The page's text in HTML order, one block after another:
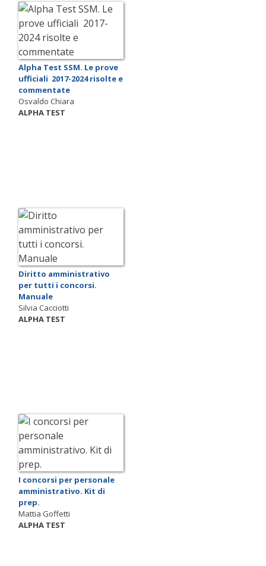
Alpha Test SSM. Le prove
ufficiali 2017-2024 risolte e
commentate
Osvaldo Chiara
ALPHA TEST
Diritto amministrativo
per tutti i concorsi.
Manuale
Silvia Cacciotti
ALPHA TEST
I concorsi per personale
amministrativo. Kit di
prep.
Mattia Goffetti
ALPHA TEST